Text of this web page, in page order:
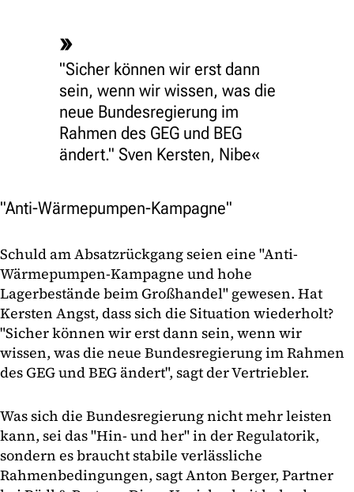
"Sicher können wir erst dann
sein, wenn wir wissen, was die
neue Bundesregierung im
Rahmen des GEG und BEG
ändert." Sven Kersten, Nibe
"Anti-Wärmepumpen-Kampagne"
Schuld am Absatzrückgang seien eine "Anti-
Wärmepumpen-Kampagne und hohe
Lagerbestände beim Großhandel" gewesen. Hat
Kersten Angst, dass sich die Situation wiederholt?
"Sicher können wir erst dann sein, wenn wir
wissen, was die neue Bundesregierung im Rahmen
des GEG und BEG ändert", sagt der Vertriebler.
Was sich die Bundesregierung nicht mehr leisten
kann, sei das "Hin- und her" in der Regulatorik,
sondern es braucht stabile verlässliche
Rahmenbedingungen, sagt Anton Berger, Partner